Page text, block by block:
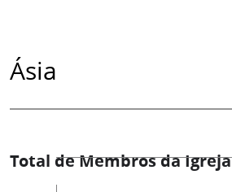
Ásia
Total de Membros da Igreja